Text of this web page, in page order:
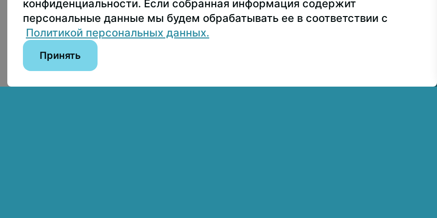
конфиденциальности. Если собранная информация содержит
персональные данные мы будем обрабатывать ее в соответствии с
Политикой персональных данных.
Принять
по лицензии:
4.0 International
Пресс-служба +7 499 160-92-00 (доб. 1191)
Сведения об образовательной организации